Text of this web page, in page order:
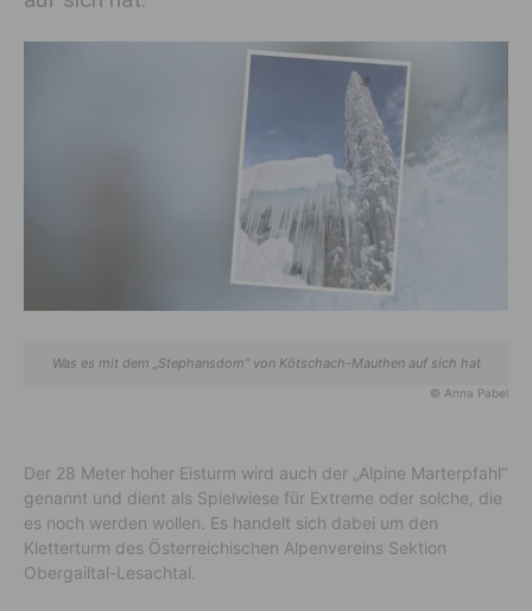
Was es mit dem „Stephans­dom“ von Kötschach-Mauthen auf sich hat
© Anna Pabel
Der 28 Meter hoher Eisturm wird auch der „Alpine Marterpfahl“
genannt und dient als Spielwiese für Extreme oder solche, die
es noch werden wollen. Es handelt sich dabei um den
Kletterturm des Österreichischen Alpenvereins Sektion
Obergailtal-Lesachtal.